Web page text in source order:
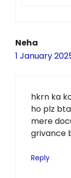
Neha
1 January
hkrn ka
ho plz
mere
grivance
Reply